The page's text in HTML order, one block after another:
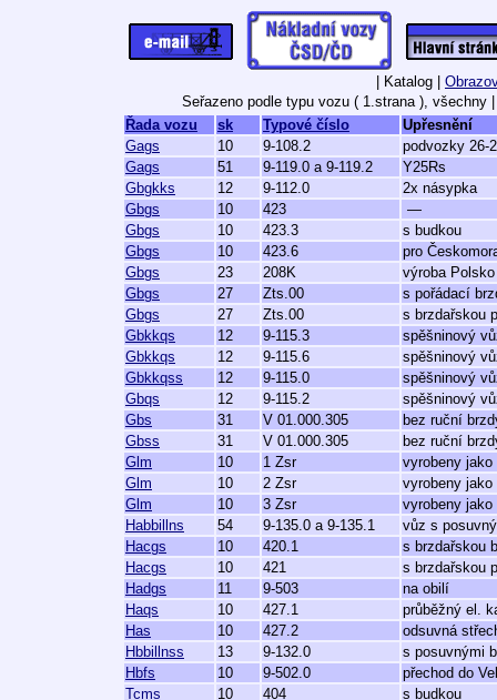
| Katalog |
Seřazeno podle typu vozu ( 1.strana ), všechny
Řada vozu
sk Typové číslo
Upřesnění
Gags
10 9-108.2
podvozky 26-
Gags
51 9-119.0 a 9-119.2
Y25Rs
Gbgkks
12 9-112.0
2x násypka
Gbgs
10 423
—
Gbgs
10 423.3
s budkou
Gbgs
10 423.6
pro
Gbgs
23 208K
výroba Polsko
Gbgs
27 Zts.00
s pořádací
Gbgs
27 Zts.00
s brzdařskou
Gbkkqs
12 9-115.3
spěšninový
Gbkkqs
12 9-115.6
spěšninový
Gbkkqss
12 9-115.0
spěšninový
Gbqs
12 9-115.2
spěšninový
Gbs
31 V 01.000.305
bez ruční
Gbss
31 V 01.000.305
bez ruční
Glm
10 1 Zsr
vyrobeny jako
Glm
10 2 Zsr
vyrobeny jako
Glm
10 3 Zsr
vyrobeny jako
Habbillns
54 9-135.0 a 9-135.1
vůz s
Hacgs
10 420.1
s brzdařskou
Hacgs
10 421
s brzdařskou
Hadgs
11 9-503
na obilí
Haqs
10 427.1
průběžný el.
Has
10 427.2
odsuvná
Hbbillnss
13 9-132.0
s posuvnými
Hbfs
10 9-502.0
přechod do
Tcms
10 404
s budkou